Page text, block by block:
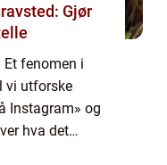
Gjør
fenomen i
vi utforske
Instagram» og
hva det